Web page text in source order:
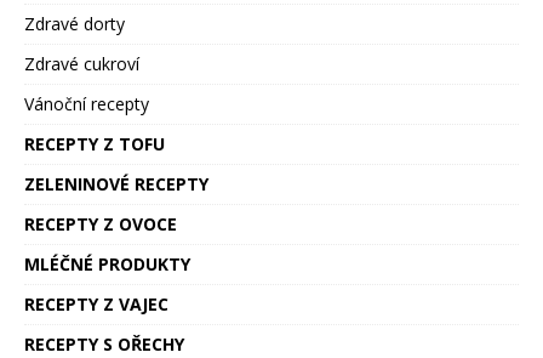
Zdravé dorty
Zdravé cukroví
Vánoční recepty
RECEPTY Z TOFU
ZELENINOVÉ RECEPTY
RECEPTY Z OVOCE
MLÉČNÉ PRODUKTY
RECEPTY Z VAJEC
RECEPTY S OŘECHY